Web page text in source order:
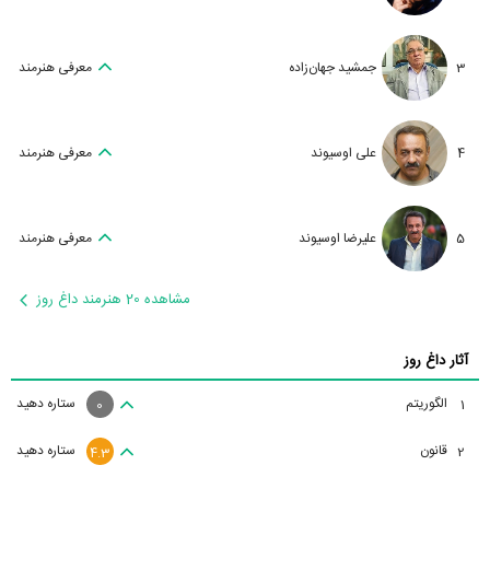
3 جمشید جهان‌زاده معرفی هنرمند
4 علی اوسیوند معرفی هنرمند
5 علیرضا اوسیوند معرفی هنرمند
مشاهده 20 هنرمند داغ روز
آثار داغ روز
1 الگوریتم ستاره دهید 0
2 قانون ستاره دهید 4.3